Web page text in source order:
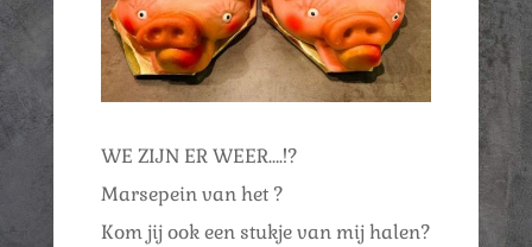
WE ZIJN ER WEER….!?
Marsepein van het ?
Kom jij ook een stukje van mij halen?